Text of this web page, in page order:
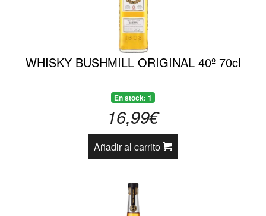
WHISKY BUSHMILL ORIGINAL 40º 70cl
En stock: 1
16,99€
Añadir al carrito